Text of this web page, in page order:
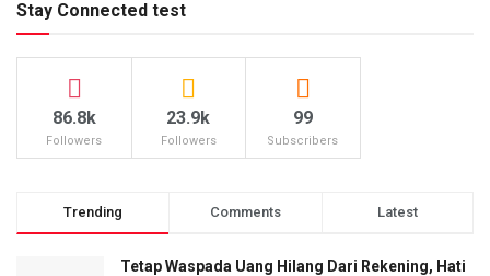
Stay Connected test
86.8k
Followers
23.9k
Followers
99
Subscribers
Trending Comments Latest
Tetap Waspada Uang Hilang Dari Rekening, Hati